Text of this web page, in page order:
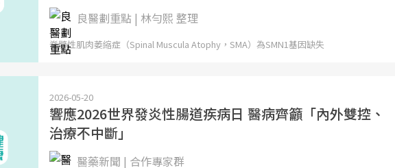
良醫劃重點 | 林勻熙 整理
脊髓性肌肉萎縮症（Spinal Muscula Atophy，SMA）為SMN1基因缺失
2026-05-20
響應2026世界發炎性腸道疾病日 醫病齊籲「內外雙控、
治療不中斷」
醫藥新聞 | 合作專家群